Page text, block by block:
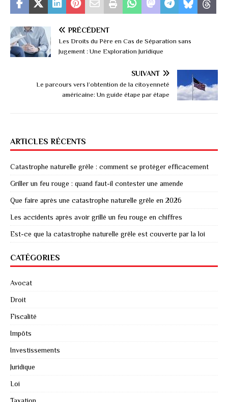
PRÉCÉDENT
Les Droits du Père en Cas de Séparation sans
Jugement : Une Exploration Juridique
SUIVANT
Le parcours vers l’obtention de la citoyenneté
américaine: Un guide étape par étape
ARTICLES RÉCENTS
Catastrophe naturelle grêle : comment se protéger efficacement
Griller un feu rouge : quand faut-il contester une amende
Que faire après une catastrophe naturelle grêle en 2026
Les accidents après avoir grillé un feu rouge en chiffres
Est-ce que la catastrophe naturelle grêle est couverte par la loi
CATÉGORIES
Avocat
Droit
Fiscalité
Impôts
Investissements
Juridique
Loi